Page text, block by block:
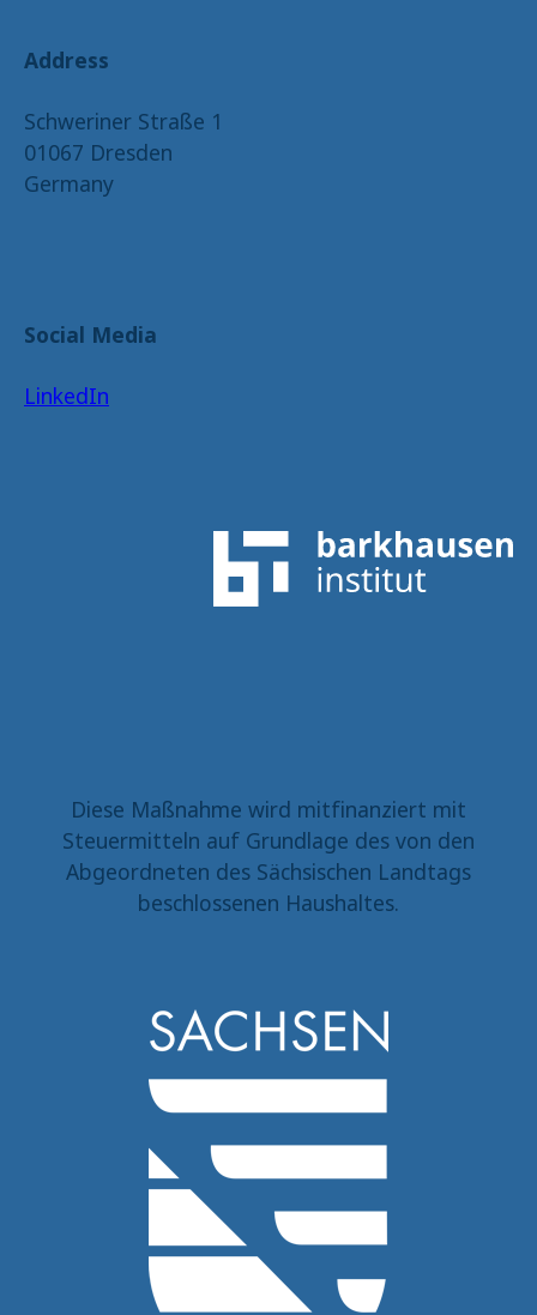
Address
Schweriner Straße 1
01067 Dresden
Germany
Social Media
LinkedIn
Diese Maßnahme wird mitfinanziert mit
Steuermitteln auf Grundlage des von den
Abgeordneten des Sächsischen Landtags
beschlossenen Haushaltes.